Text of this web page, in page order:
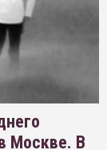
Москве. В